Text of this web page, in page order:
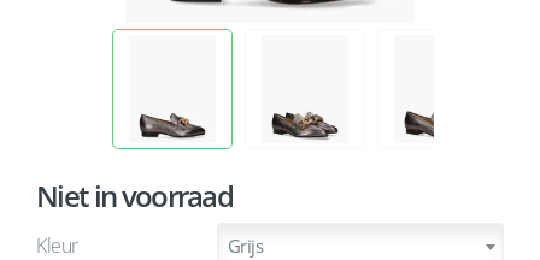
Niet in voorraad
Kleur Grijs